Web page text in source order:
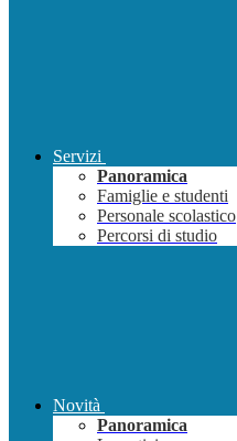
Servizi
Panoramica
Famiglie e studenti
Personale scolastico
Percorsi di studio
Novità
Panoramica